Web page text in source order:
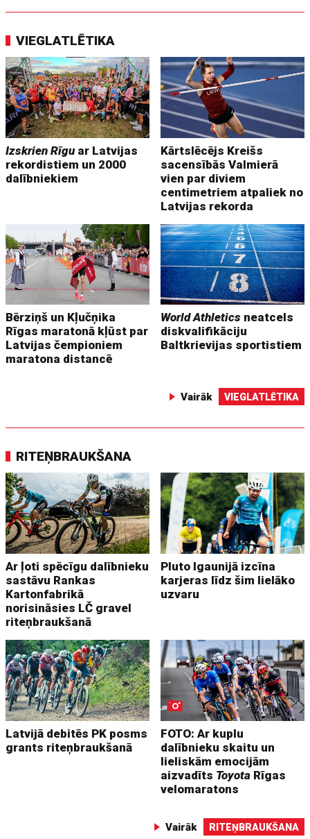
VIEGLATLĒTIKA
Izskrien Rīguar Latvijas
rekordistiem un 2000
dalībniekiem
Kārtslēcējs Kreišs
sacensībās Valmierā
vien par diviem
centimetriem atpaliek no
Latvijas rekorda
Bērziņš un Kļučņika
Rīgas maratonā kļūst par
Latvijas čempioniem
maratona distancē
World Athletics neatcels
diskvalifikāciju
Baltkrievijas sportistiem
Vairāk VIEGLATLĒTIKA
RITEŅBRAUKŠANA
Ar ļoti spēcīgu dalībnieku
sastāvu Rankas
Kartonfabrikā
norisināsies LČ gravel
riteņbraukšanā
Pluto Igaunijā izcīna
karjeras līdz šim lielāko
uzvaru
Latvijā debitēs PK posms
grants riteņbraukšanā
FOTO: Ar kuplu
dalībnieku skaitu un
lieliskām emocijām
aizvadīts Toyota Rīgas
velomaratons
Vairāk RITEŅBRAUKŠANA